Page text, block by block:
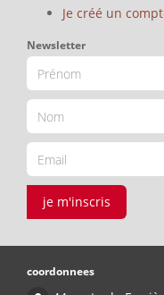
Je créé un
Newsletter
je m'inscris
coordonnees